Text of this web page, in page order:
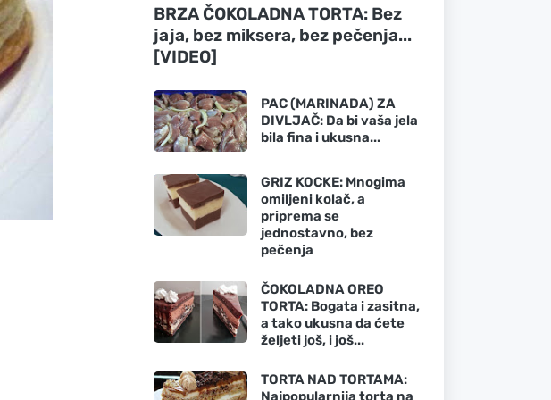
BRZA ČOKOLADNA TORTA: Bez
jaja, bez miksera, bez pečenja...
[VIDEO]
PAC (MARINADA) ZA
DIVLJAČ: Da bi vaša jela
bila fina i ukusna...
GRIZ KOCKE: Mnogima
omiljeni kolač, a
priprema se
jednostavno, bez
pečenja
ČOKOLADNA OREO
TORTA: Bogata i zasitna,
a tako ukusna da ćete
željeti još, i još...
TORTA NAD TORTAMA:
Najpopularnija torta na